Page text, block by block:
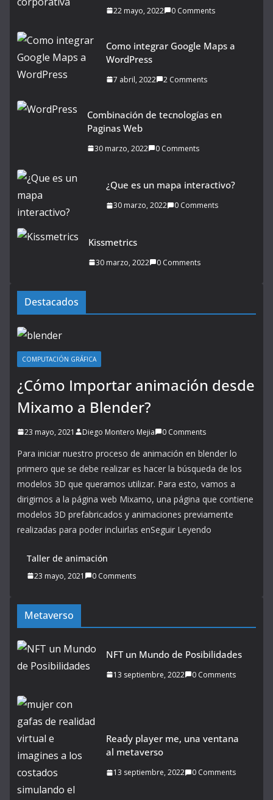
22 mayo, 2022 0 Comments
Como integrar Google Maps a
WordPress
7 abril, 2022 2 Comments
Combinación de tecnologías en
Paginas Web
30 marzo, 2022 0 Comments
¿Que es un mapa interactivo?
30 marzo, 2022 0 Comments
Kissmetrics
30 marzo, 2022 0 Comments
Destacados
COMPUTACIÓN GRÁFICA
¿Cómo Importar animación desde
Mixamo a Blender?
23 mayo, 2021 Diego Montero Mejia 0 Comments
Para iniciar nuestro proceso de animación en blender lo
primero que se debe realizar es hacer la búsqueda de los
modelos 3D que queramos utilizar. Para esto, vamos a
dirigirnos a la página web Mixamo, una página que contiene
modelos 3D prefabricados y animaciones previamente
realizadas para poder incluirlas enSeguir Leyendo
Taller de animación
23 mayo, 2021 0 Comments
Metaverso
NFT un Mundo de Posibilidades
13 septiembre, 2022 0 Comments
Ready player me, una ventana
al metaverso
13 septiembre, 2022 0 Comments